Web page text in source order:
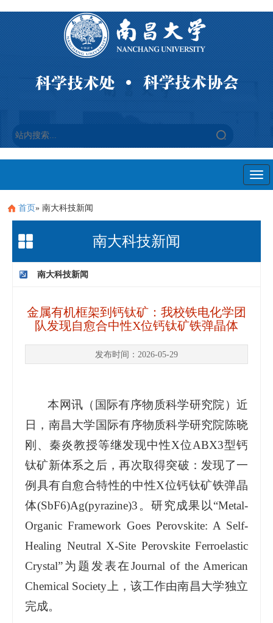
首页» 南大科技新闻
南大科技新闻
南大科技新闻
金属有机框架到钙钛矿：我校铁电化学团
队发现自愈合​中性X位钙钛矿铁弹晶体
发布时间：2026-05-29
本网讯（ 国际有序物质科学研究院）近
日，南昌大学国际有序物质科学研究院陈晓
刚、秦炎教授等继发现中性X位ABX3型钙
钛矿新体系之后，再次取得突破：发现了一
例具有自愈合特性的中性X位钙钛矿铁弹晶
体(SbF6)Ag(pyrazine)3。研究成果以“Metal-
Organic Framework Goes Perovskite: A Self-
Healing Neutral X‑Site Perovskite Ferroelastic
Crystal”为题发表在Journal of the American
Chemical Society上，该工作由南昌大学独立
完成。